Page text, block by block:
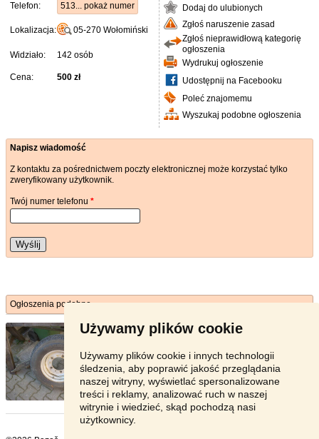
Używamy plików cookie
Używamy plików cookie i innych technologii
śledzenia, aby poprawić jakość przeglądania
naszej witryny, wyświetlać spersonalizowane
treści i reklamy, analizować ruch w naszej
witrynie i wiedzieć, skąd pochodzą nasi
użytkownicy.
Telefon: 513... pokaż numer
Lokalizacja: 05-270 Wołomiński
Widziało: 142 osób
Cena: 500 zł
Dodaj do ulubionych
Zgłoś naruszenie zasad
Zgłoś nieprawidłową kategorię
ogłoszenia
Wydrukuj ogłoszenie
Udostępnij na Facebooku
Poleć znajomemu
Wyszukaj podobne ogłoszenia
Napisz wiadomość
Z kontaktu za pośrednictwem poczty elektronicznej może korzystać tylko
zweryfikowany użytkownik.
Twój numer telefonu *
Wyślij
Ogłoszenia podobne
Multicar M 26 -koło- [18.6. 2026]
185x14 C
Wołomiński - 05-270
400 zł